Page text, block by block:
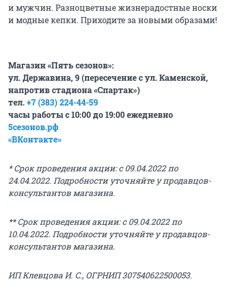
и мужчин. Разноцветные жизнерадостные носки
и модные кепки. Приходите за новыми образами!
Магазин «Пять сезонов»:
ул. Державина, 9 (пересечение с ул. Каменской,
напротив стадиона «Спартак»)
тел.+7 (383) 224-44-59
часы работы с 10:00 до 19:00 ежедневно
5сезонов.рф
«ВКонтакте»
* Срок проведения акции: с 09.04.2022 по
24.04.2022. Подробности уточняйте у продавцов-
консультантов магазина.
** Срок проведения акции: с 09.04.2022 по
10.04.2022. Подробности уточняйте у продавцов-
консультантов магазина.
ИП Клевцова И. С., ОГРНИП 307540622500053.